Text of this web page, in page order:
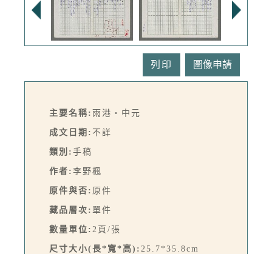
列印
主要名稱: 雨港・中元
成文日期: 不詳
類別: 手稿
作者: 李野楓
原件與否: 原件
藏品層次: 單件
數量單位: 2頁/張
尺寸大小(長*寬*高): 25.7*35.8cm